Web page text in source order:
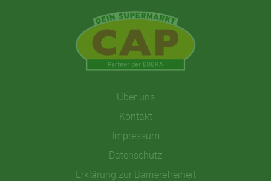
Über uns
Kontakt
Impressum
Datenschutz
Erklärung zur Barrierefreiheit